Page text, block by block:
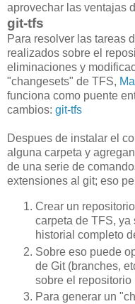
aprovechar las ventajas
git-tfs
Para resolver las tareas
realizados sobre el
eliminaciones y
"changesets" de TFS,
funciona como puente
cambios: git-tfs
Despues de instalar el
alguna carpeta y
de una serie de
extensiones al git; eso
Crear un
carpeta de TFS, ya
historial completo
Sobre eso puede
de Git (branches,
sobre el repositorio
Para generar un